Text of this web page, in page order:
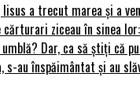
a trecut marea și a
ziceau în sinea
Dar, ca să știți
înspăimântat și au